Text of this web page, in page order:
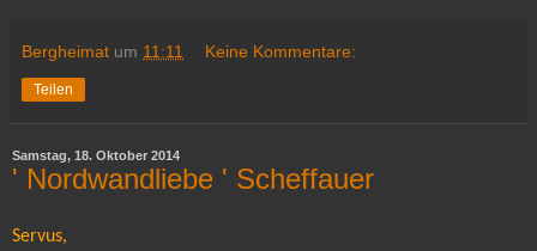
Bergheimat um 11:11 Keine Kommentare:
Teilen
Samstag, 18. Oktober 2014
' Nordwandliebe ' Scheffauer
Servus,